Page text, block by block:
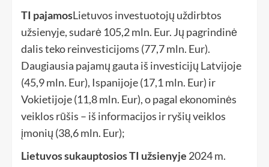
TI pajamosLietuvos investuotojų uždirbtos
užsienyje, sudarė 105,2 mln. Eur. Jų pagrindinė
dalis teko reinvesticijoms (77,7 mln. Eur).
Daugiausia pajamų gauta iš investicijų Latvijoje
(45,9 mln. Eur), Ispanijoje (17,1 mln. Eur) ir
Vokietijoje (11,8 mln. Eur), o pagal ekonominės
veiklos rūšis – iš informacijos ir ryšių veiklos
įmonių (38,6 mln. Eur);
Lietuvos sukauptosios TI užsienyje 2024 m.